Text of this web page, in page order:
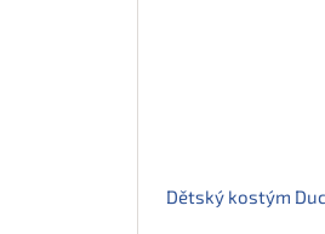
Dětský kostým